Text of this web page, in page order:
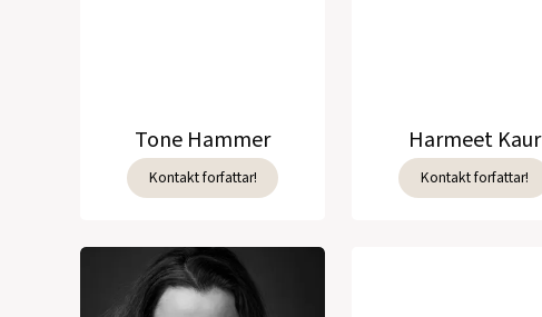
Tone Hammer
Kontakt forfattar!
Harmeet Kaur
Kontakt forfattar!